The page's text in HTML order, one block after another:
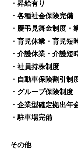
・昇給有り
・各種社会保険完備
・慶弔見舞金制度・
・育児休業・育児短
・介護休業・介護短
・社員持株制度
・自動車保険割引制
・グループ保険制度
・企業型確定拠出年
・駐車場完備
その他